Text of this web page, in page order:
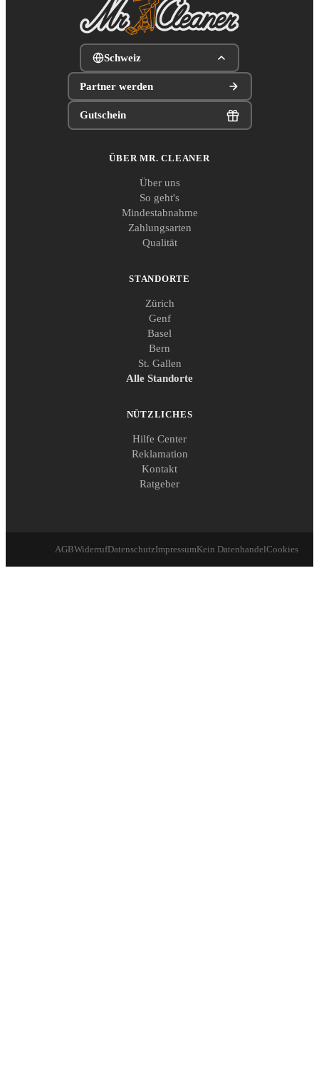
Schweiz
Partner werden
Gutschein
ÜBER MR. CLEANER
Über uns
So geht's
Mindestabnahme
Zahlungsarten
Qualität
STANDORTE
Zürich
Genf
Basel
Bern
St. Gallen
Alle Standorte
NÜTZLICHES
Hilfe Center
Reklamation
Kontakt
Ratgeber
AGBWiderrufDatenschutzImpressumKein DatenhandelCookies